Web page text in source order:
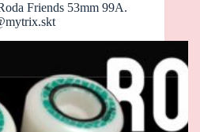
Friends 53mm 99A.